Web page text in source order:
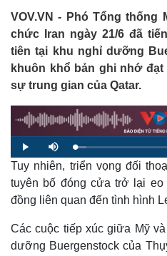
VOV.VN - Phó Tổng thống
chức Iran ngày 21/6 đã
tiên tại khu nghỉ dưỡng
khuôn khổ bản ghi nhớ
sự trung gian của Qatar.
P
l
a
y
M
u
t
e
L
o
a
d
d
5
.
%
Tuy nhiên, triển vọng đối
tuyên bố đóng cửa trở lại
đồng liên quan đến tình hình
Các cuộc tiếp xúc giữa Mỹ
dưỡng Buergenstock của